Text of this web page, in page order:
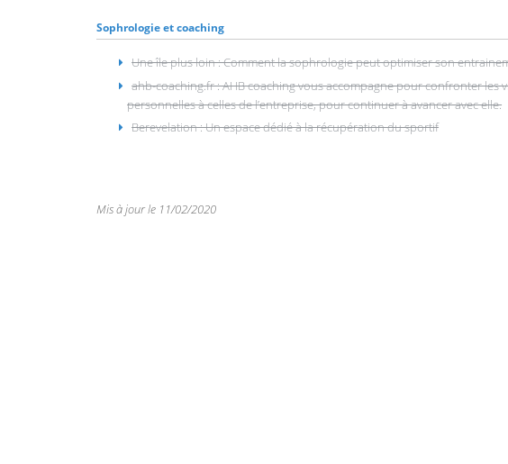
Sophrologie et coaching
Une île plus loin : Comment la sophrologie peut optimiser son
ahb-coaching.fr : AHB coaching vous accompagne pour confronter les
personnelles à celles de l’entreprise, pour continuer à avancer avec elle.
Berevelation : Un espace dédié à la récupération du sportif
Mis à jour le 11/02/2020